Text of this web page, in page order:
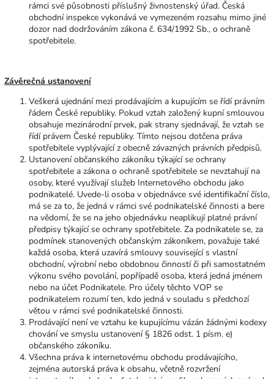
rámci své působnosti příslušný živnostenský úřad. Česká
obchodní inspekce vykonává ve vymezeném rozsahu mimo jiné
dozor nad dodržováním zákona č. 634/1992 Sb., o ochraně
spotřebitele.
Závěrečná ustanovení
Veškerá ujednání mezi prodávajícím a kupujícím se řídí právním
řádem České republiky. Pokud vztah založený kupní smlouvou
obsahuje mezinárodní prvek, pak strany sjednávají, že vztah se
řídí právem České republiky. Tímto nejsou dotčena práva
spotřebitele vyplývající z obecně závazných právních předpisů.
Ustanovení občanského zákoníku týkající se ochrany
spotřebitele a zákona o ochraně spotřebitele se nevztahují na
osoby, které využívají služeb Internetového obchodu jako
podnikatelé. Uvede-li osoba v objednávce své identifikační číslo,
má se za to, že jedná v rámci své podnikatelské činnosti a bere
na vědomí, že se na jeho objednávku neaplikují platné právní
předpisy týkající se ochrany spotřebitele. Za podnikatele se, za
podmínek stanovených občanským zákoníkem, považuje také
každá osoba, která uzavírá smlouvy související s vlastní
obchodní, výrobní nebo obdobnou činností či při samostatném
výkonu svého povolání, popřípadě osoba, která jedná jménem
nebo na účet Podnikatele. Pro účely těchto VOP se
podnikatelem rozumí ten, kdo jedná v souladu s předchozí
větou v rámci své podnikatelské činnosti.
Prodávající není ve vztahu ke kupujícímu vázán žádnými kodexy
chování ve smyslu ustanovení § 1826 odst. 1 písm. e)
občanského zákoníku.
Všechna práva k internetovému obchodu prodávajícího,
zejména autorská práva k obsahu, včetně rozvržení